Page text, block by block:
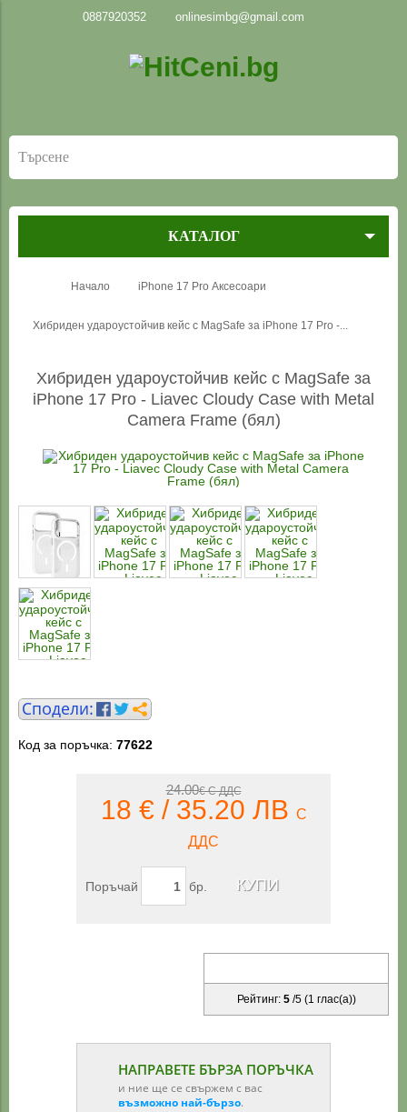
0887920352 onlinesimbg@gmail.com
КАТАЛОГ
Начало iPhone 17 Pro Аксесоари
Хибриден удароустойчив кейс с MagSafe за iPhone 17 Pro -...
Хибриден удароустойчив кейс с MagSafe за
iPhone 17 Pro - Liavec Cloudy Case with Metal
Camera Frame (бял)
Код за поръчка: 77622
24.00€ С ДДС
18 € / 35.20 ЛВ С
ДДС
Поръчай бр.
Рейтинг: 5 /5(1 глас(а))
НАПРАВЕТЕ БЪРЗА ПОРЪЧКА
и ние ще се свържем с вас
възможно най-бързо.